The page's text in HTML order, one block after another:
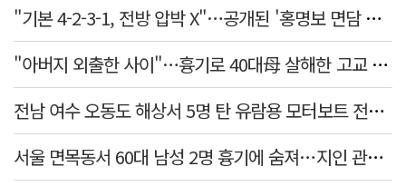
"기본 4-2-3-1, 전방 압박 X"…공개된 '홍명보 면담 수첩'
"아버지 외출한 사이"…흉기로 40대母 살해한 고교 자퇴생, 구속 기로에
전남 여수 오동도 해상서 5명 탄 유람용 모터보트 전복…2명 숨져
서울 면목동서 60대 남성 2명 흉기에 숨져…지인 관계로 추정